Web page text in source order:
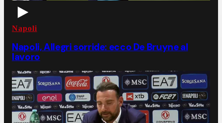
Napoli
Napoli, Allegri sorride: ecco De Bruyne al
lavoro